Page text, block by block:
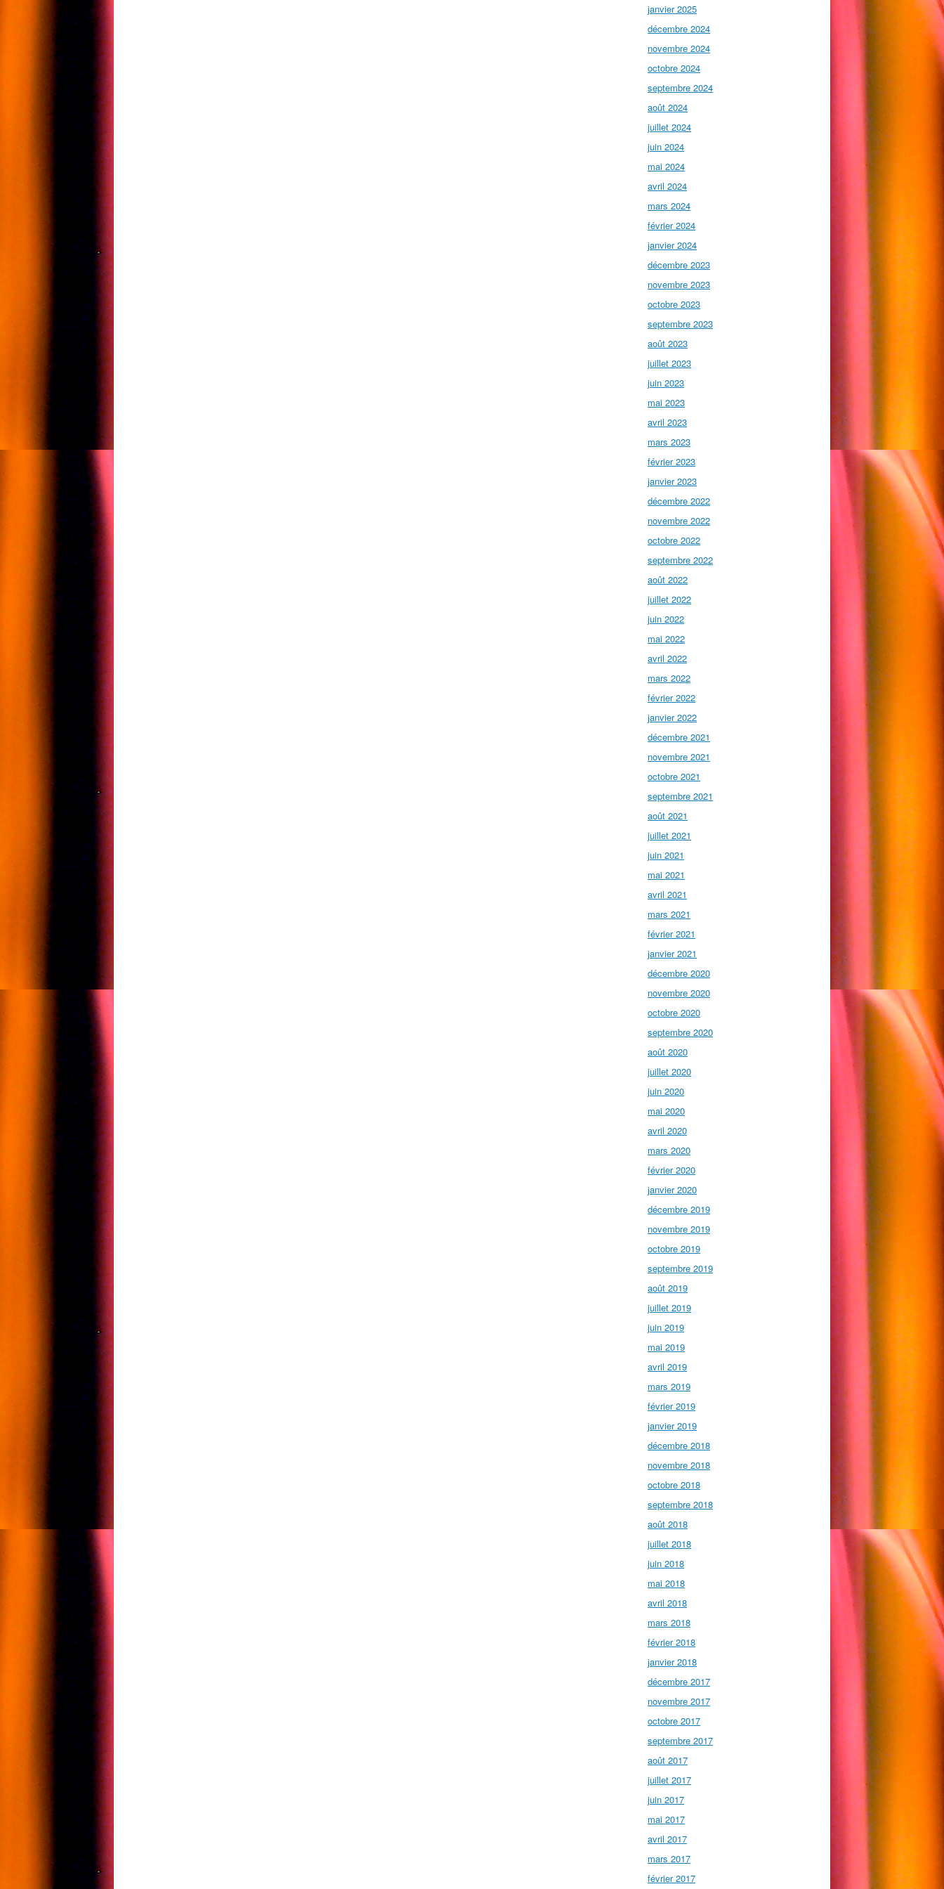
janvier 2025
décembre 2024
novembre 2024
octobre 2024
septembre 2024
août 2024
juillet 2024
juin 2024
mai 2024
avril 2024
mars 2024
février 2024
janvier 2024
décembre 2023
novembre 2023
octobre 2023
septembre 2023
août 2023
juillet 2023
juin 2023
mai 2023
avril 2023
mars 2023
février 2023
janvier 2023
décembre 2022
novembre 2022
octobre 2022
septembre 2022
août 2022
juillet 2022
juin 2022
mai 2022
avril 2022
mars 2022
février 2022
janvier 2022
décembre 2021
novembre 2021
octobre 2021
septembre 2021
août 2021
juillet 2021
juin 2021
mai 2021
avril 2021
mars 2021
février 2021
janvier 2021
décembre 2020
novembre 2020
octobre 2020
septembre 2020
août 2020
juillet 2020
juin 2020
mai 2020
avril 2020
mars 2020
février 2020
janvier 2020
décembre 2019
novembre 2019
octobre 2019
septembre 2019
août 2019
juillet 2019
juin 2019
mai 2019
avril 2019
mars 2019
février 2019
janvier 2019
décembre 2018
novembre 2018
octobre 2018
septembre 2018
août 2018
juillet 2018
juin 2018
mai 2018
avril 2018
mars 2018
février 2018
janvier 2018
décembre 2017
novembre 2017
octobre 2017
septembre 2017
août 2017
juillet 2017
juin 2017
mai 2017
avril 2017
mars 2017
février 2017